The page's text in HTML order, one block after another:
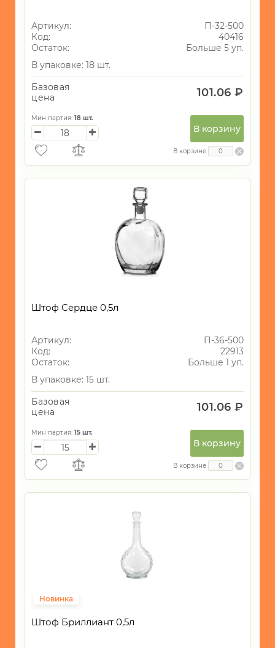
Артикул:
П-32-500
Код:
40416
Остаток:
Больше 5 уп.
В упаковке: 18 шт.
Базовая
цена
101.06 ₽
Мин партия: 18 шт.
В корзину
В корзине
Штоф Сердце 0,5л
Артикул:
П-36-500
Код:
22913
Остаток:
Больше 1 уп.
В упаковке: 15 шт.
Базовая
цена
101.06 ₽
Мин партия: 15 шт.
В корзину
В корзине
Новинка
Штоф Бриллиант 0,5л